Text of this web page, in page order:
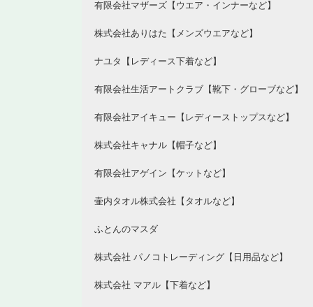
有限会社マザーズ【ウエア・インナーなど】
株式会社ありはた【メンズウエアなど】
ナユタ【レディース下着など】
有限会社生活アートクラブ【靴下・グローブなど】
有限会社アイキュー【レディーストップスなど】
株式会社キャナル【帽子など】
有限会社アゲイン【ケットなど】
壷内タオル株式会社【タオルなど】
ふとんのマスダ
株式会社 パノコトレーディング【日用品など】
株式会社 マアル【下着など】